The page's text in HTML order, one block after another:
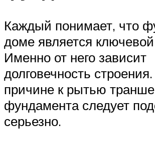
Каждый понимает, что
доме является
Именно от него зависит
долговечность
причине к рытью
фундамента следует
серьезно.